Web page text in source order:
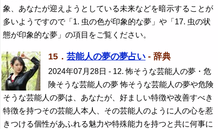
象、あなたが迎えようとしている未来などを暗示することが
多いようですので「1. 虫の色が印象的な夢」や「17. 虫の状
態が印象的な夢」の項目をご覧ください。
15． 芸能人の夢の夢占い - 辞典
2024年07月28日 - 12. 怖そうな芸能人の夢・危
険そうな芸能人の夢 怖そうな芸能人の夢や危険
そうな芸能人の夢は、あなたが、好ましい特徴や改善すべき
特徴を持つその芸能人本人、その芸能人のように人の心を惹
きつける個性があふれる魅力や特殊能力を持つと共に何事に